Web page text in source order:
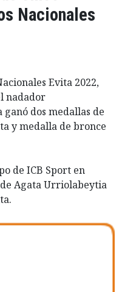
Nacionales
Evita 2022,
nadador
dos medallas de
y medalla de bronce
de ICB Sport en
Agata Urriolabeytia